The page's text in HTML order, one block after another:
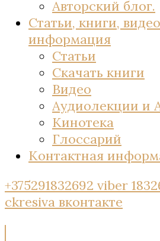
Авторский блог.
Статьи, книги,
информация
Статьи
Скачать книги
Видео
Аудиолекции и
Кинотека
Глоссарий
Контактная
+375291832692 viber
ckresiva вконтакте